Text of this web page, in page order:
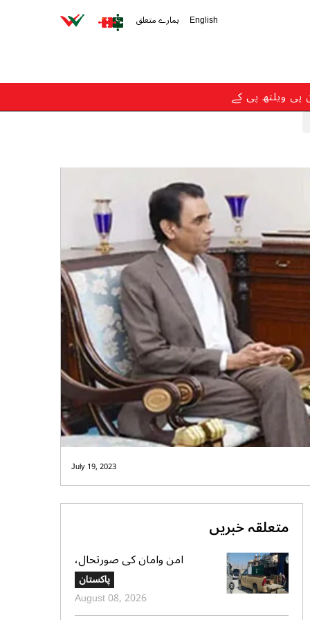
English ہمارے متعلق
پی ویلتھ پی کے
July 19, 2023
متعلقہ خبریں
امن وامان کی صورتحال،
بلوچستان کے 4 بلدیاتی حلقوں
میں آج ہونیوالی پولنگ ملتوی
پاکستان
August 08, 2026